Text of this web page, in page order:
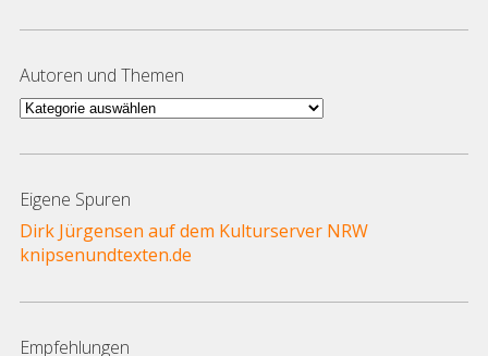
Autoren und Themen
Autoren
Themen
Eigene Spuren
Dirk Jürgensen auf dem Kulturserver NRW
knipsenundtexten.de
Empfehlungen